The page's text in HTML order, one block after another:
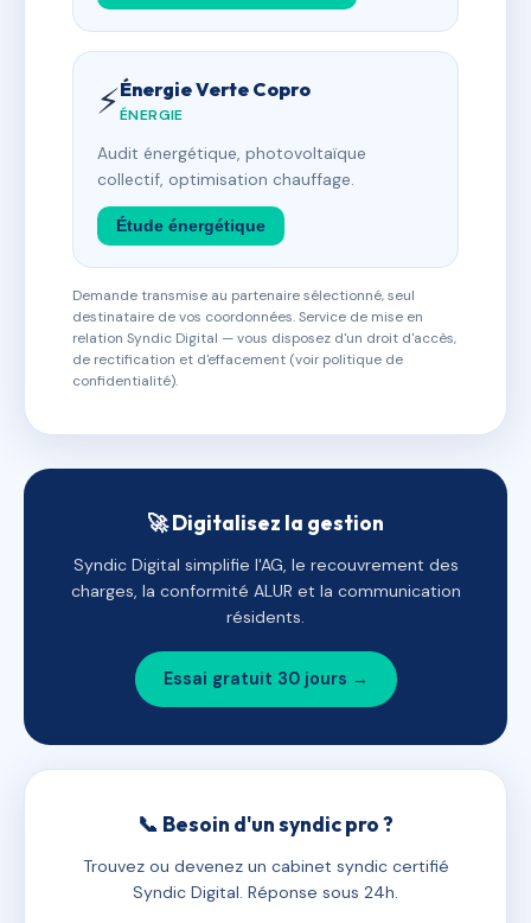
⚡Énergie Verte Copro
ÉNERGIE
Audit énergétique, photovoltaïque
collectif, optimisation chauffage.
Étude énergétique
Demande transmise au partenaire sélectionné, seul
destinataire de vos coordonnées. Service de mise en
relation Syndic Digital — vous disposez d'un droit d'accès,
de rectification et d'effacement (voir politique de
confidentialité).
🚀 Digitalisez la gestion
Syndic Digital simplifie l'AG, le recouvrement des
charges, la conformité ALUR et la communication
résidents.
Essai gratuit 30 jours →
📞 Besoin d'un syndic pro ?
Trouvez ou devenez un cabinet syndic certifié
Syndic Digital. Réponse sous 24h.